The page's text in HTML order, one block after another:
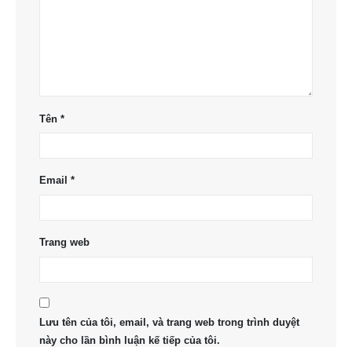
Tên *
Email *
Trang web
Lưu tên của tôi, email, và trang web trong trình duyệt
này cho lần bình luận kế tiếp của tôi.